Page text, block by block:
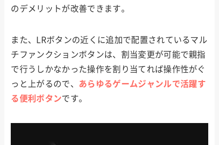
のデメリットが改善できます。
また、LRボタンの近くに追加で配置されているマル
チファンクションボタンは、割当変更が可能で親指
で行うしかなかった操作を割り当てれば操作性がぐ
っと上がるので、 あらゆるゲームジャンルで活躍す
る便利ボタンです。